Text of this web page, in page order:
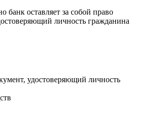
банк оставляет за собой право
личность гражданина
удостоверяющий личность